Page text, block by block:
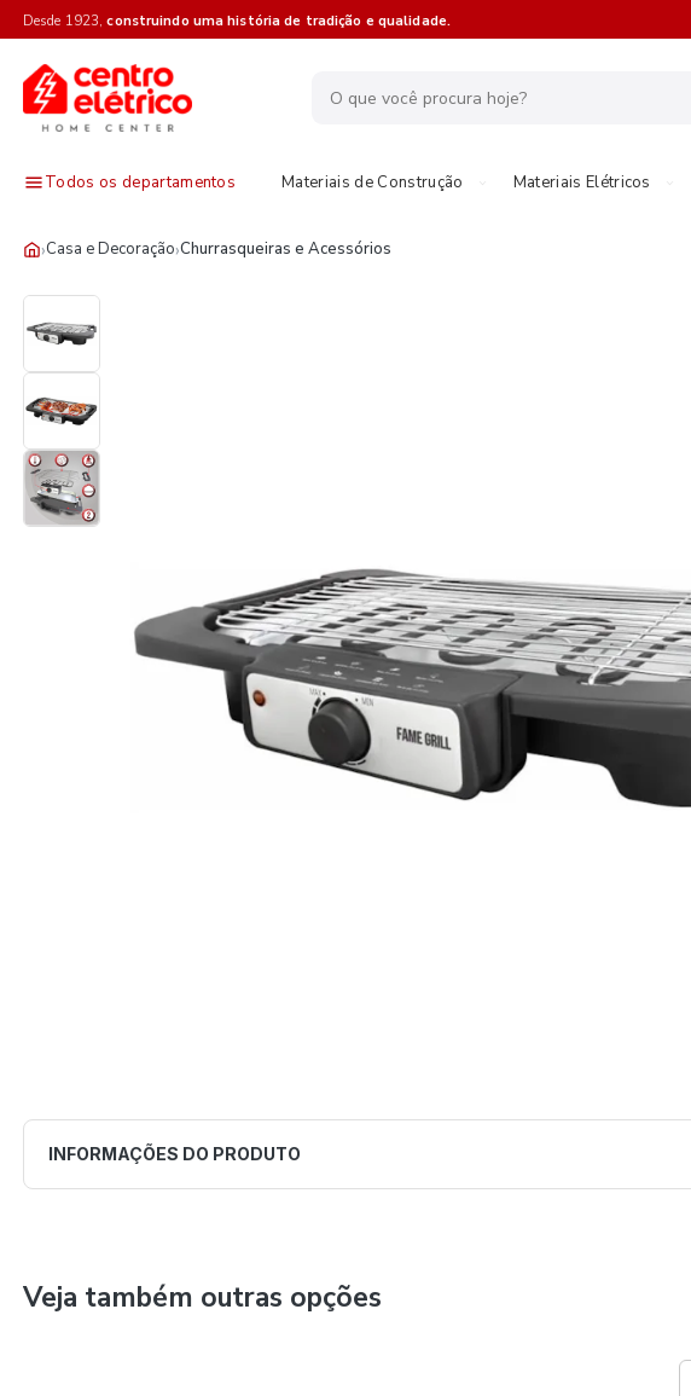
Desde 1923,construindo uma história de tradição e qualidade.
Todos os departamentos Materiais de Construção Materiais Elétricos
›Casa e Decoração›Churrasqueiras e Acessórios
INFORMAÇÕES DO PRODUTO
Veja também outras opções